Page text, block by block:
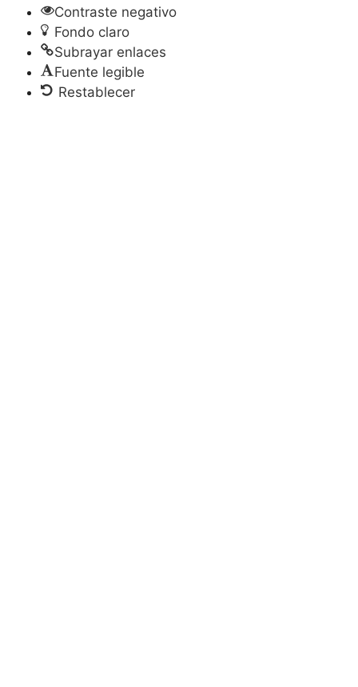
Contraste negativo
Fondo claro
Subrayar enlaces
Fuente legible
Restablecer